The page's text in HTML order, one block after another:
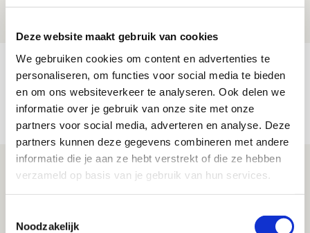
Deze website maakt gebruik van cookies
We gebruiken cookies om content en advertenties te
personaliseren, om functies voor social media te bieden
en om ons websiteverkeer te analyseren. Ook delen we
informatie over je gebruik van onze site met onze
partners voor social media, adverteren en analyse. Deze
partners kunnen deze gegevens combineren met andere
informatie die je aan ze hebt verstrekt of die ze hebben
verzameld op basis van je gebruik van hun services.
Noodzakelijk
Brandt heeft veel vertrouwen in Ajax
dat steeds beter wordt
09 AUGUSTUS 2026 - 18:14
NIEUWS
Míchel: ‘Mentaliteit werd beter nadat
ik wissels erin bracht’
NIEUWS